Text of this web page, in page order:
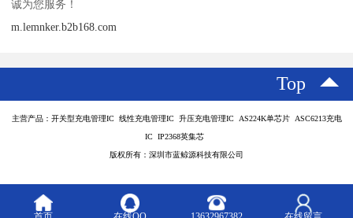
诚为您服务！
m.lemnker.b2b168.com
Top
主营产品：开关型充电管理IC 线性充电管理IC 升压充电管理IC AS224K单芯片 ASC6213充电
IC IP2368英集芯
版权所有：深圳市蓝鲸源科技有限公司